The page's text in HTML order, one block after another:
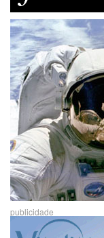
publicidade